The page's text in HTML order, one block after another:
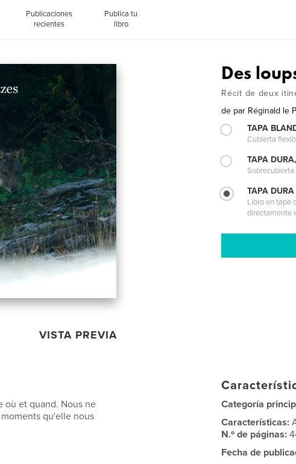
Publicaciones
recientes
Publica tu
libro
VISTA PREVIA
Des
Récit de deux
de par Réginald le
TAPA
Cubierta
TAPA
TAPA
Libro en tapa
directamente
où et quand. Nous ne
qu'elle nous
Categoría
Características:
N.º de páginas:
Fecha de